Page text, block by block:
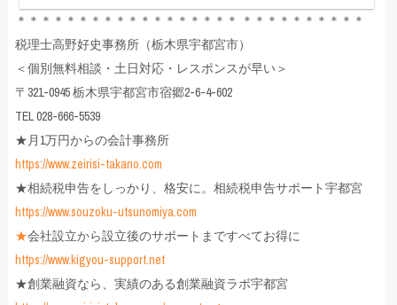
＊＊＊＊＊＊＊＊＊＊＊＊＊＊＊＊＊＊ ＊＊＊＊＊＊＊＊＊＊
税理士高野好史事務所（栃木県宇都宮市）
＜個別無料相談・土日対応・レスポンスが早い＞
〒321-0945 栃木県宇都宮市宿郷2-6-4-602
TEL 028-666-5539
★月1万円からの会計事務所
https://www.zeirisi-takano.com
★相続税申告をしっかり、格安に。相続税申告サポート宇都宮
https://www.souzoku-utsunomiya.com
★会社設立から設立後のサポートまですべてお得に
https://www.kigyou-support.net
★創業融資なら、実績のある創業融資ラボ宇都宮